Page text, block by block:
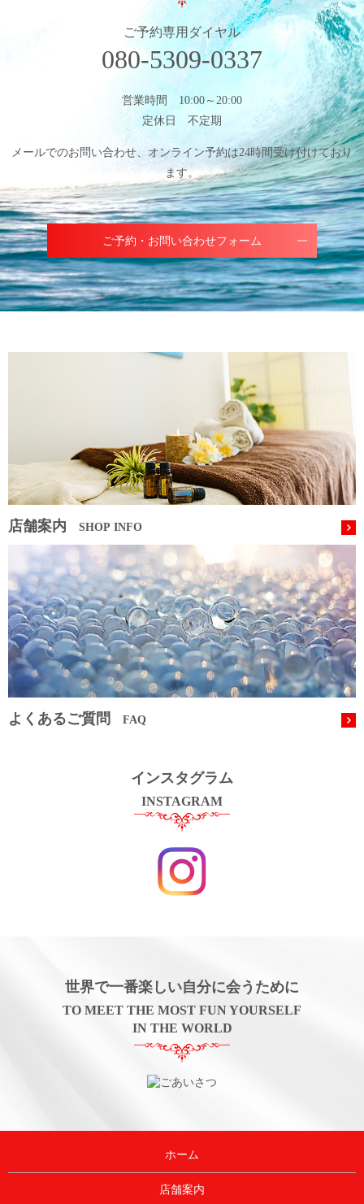
ご予約専用ダイヤル
080-5309-0337
営業時間 10:00～20:00
定休日 不定期
メールでのお問い合わせ、オンライン予約は24時間受け付けており
ます。
ご予約・お問い合わせフォーム
店舗案内 SHOP INFO
よくあるご質問 FAQ
インスタグラム
INSTAGRAM
世界で一番楽しい自分に会うために
TO MEET THE MOST FUN YOURSELF
IN THE WORLD
ホーム
店舗案内